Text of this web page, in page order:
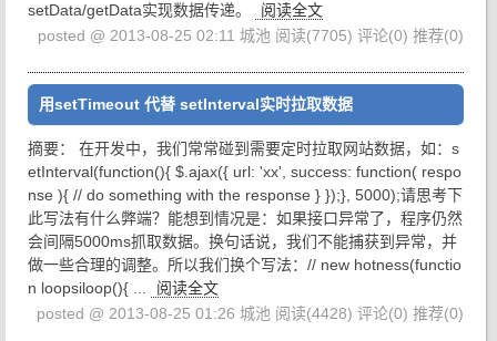
setData/getData实现数据传递。
阅读全文
posted @ 2013-08-25 02:11 城池 阅读(7705) 评论(0) 推荐(0)
用setTimeout 代替 setInterval实时拉取数据
摘要： 在开发中，我们常常碰到需要定时拉取网站数据，如：s
etInterval(function(){ $.ajax({ url: 'xx', success: function( respo
nse ){ // do something with the response } });}, 5000);请思考下
此写法有什么弊端？能想到情况是：如果接口异常了，程序仍然
会间隔5000ms抓取数据。换句话说，我们不能捕获到异常，并
做一些合理的调整。所以我们换个写法：// new hotness(functio
n loopsiloop(){ ...
阅读全文
posted @ 2013-08-25 01:26 城池 阅读(4428) 评论(0) 推荐(0)